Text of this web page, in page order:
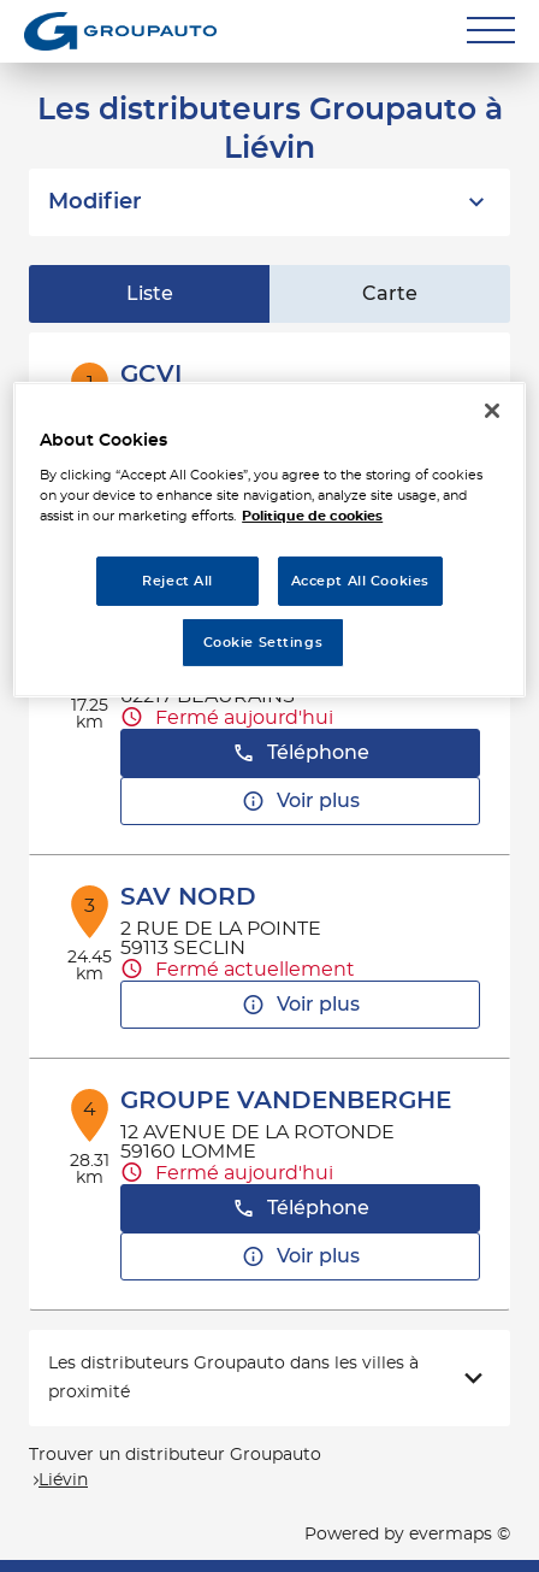
Carrossiers
Les distributeurs Groupauto à
Liévin
Modifier
Liste Carte
1
2.95
GCVI
62800 LIEVIN
Fermé aujourd'hui
Téléphone
17.25
km
AAPNC - DELAHAY
62217 BEAURAINS
Fermé aujourd'hui
Téléphone
Voir plus
3
24.45
km
SAV NORD
2 RUE DE LA POINTE
59113 SECLIN
Fermé actuellement
Voir plus
4
28.31
km
GROUPE VANDENBERGHE
12 AVENUE DE LA ROTONDE
59160 LOMME
Fermé aujourd'hui
Téléphone
Voir plus
Les distributeurs Groupauto dans les villes à
proximité
Trouver un distributeur Groupauto
Liévin
Powered by evermaps ©
About Cookies
By clicking “Accept All Cookies”, you agree to the storing of cookies
on your device to enhance site navigation, analyze site usage, and
assist in our marketing efforts.
Politique de cookies
Reject All Accept All Cookies
Cookie Settings